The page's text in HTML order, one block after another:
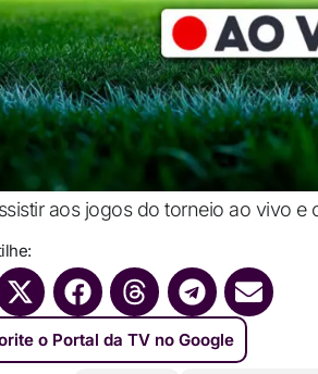
aos jogos do torneio ao vivo e
o Portal da TV no Google